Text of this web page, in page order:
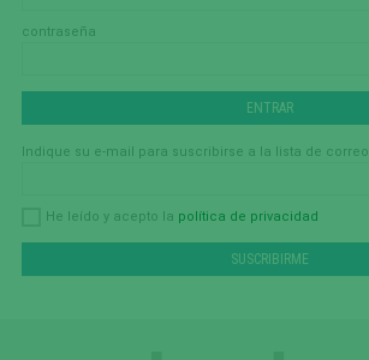
contraseña
Indique su e-mail para suscribirse a la lista de correo
He leído y acepto la política de privacidad